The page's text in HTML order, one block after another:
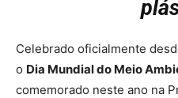
Celebrado oficialmente
o Dia Mundial do Meio
comemorado neste ano na